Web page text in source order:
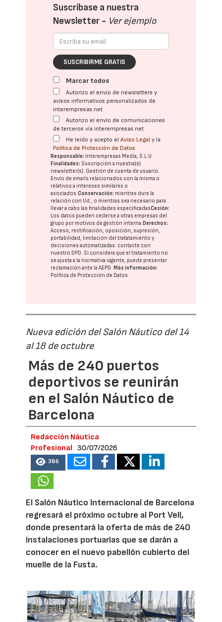
Suscríbase a nuestra
Newsletter - Ver ejemplo
SUSCRIBIRME GRATIS
Marcar todos
Autorizo el envío de newsletters y
avisos informativos personalizados de
interempresas.net
Autorizo el envío de comunicaciones
de terceros vía interempresas.net
He leído y acepto elAviso Legal y la
Política de Protección de Datos
Responsable: Interempresas Media, S.L.U.
Finalidades: Suscripción a nuestra(s)
newsletter(s). Gestión de cuenta de usuario.
Envío de emails relacionados con la misma o
relativos a intereses similares o
asociados.Conservación: mientras dure la
relación con Ud., o mientras sea necesario para
llevar a cabo las finalidades especificadasCesión:
Los datos pueden cederse a otras empresas del
grupo por motivos de gestión interna. Derechos:
Acceso, rectificación, oposición, supresión,
portabilidad, limitación del tratatamiento y
decisiones automatizadas: contacte con
nuestro DPD. Si considera que el tratamiento no
se ajusta a la normativa vigente, puede presentar
reclamación ante laAEPD. Más información:
Política de Protección de Datos
Nueva edición del Salón Náutico del 14
al 18 de octubre
Más de 240 puertos
deportivos se reunirán
en el Salón Náutico de
Barcelona
Redacción Náutica
Profesional
30/07/2026
386
El Salón Náutico Internacional de Barcelona
regresará el próximo octubre al Port Vell,
donde presentará la oferta de más de 240
instalaciones portuarias que se darán a
conocer en el nuevo pabellón cubierto del
muelle de la Fusta.